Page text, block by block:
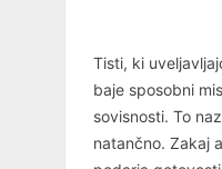
Tisti, ki
baje sposobni
sovisnosti. To
natančno. Zakaj